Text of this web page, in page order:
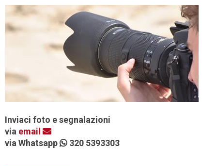
Inviaci foto e segnalazioni
via email
via Whatsapp
320 5393303